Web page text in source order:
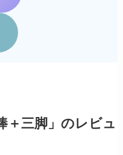
＋三脚」のレビュ